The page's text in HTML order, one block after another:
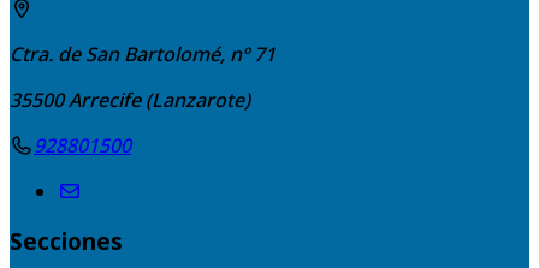
Ctra. de San Bartolomé, nº 71
35500Arrecife (Lanzarote)
928801500
Secciones